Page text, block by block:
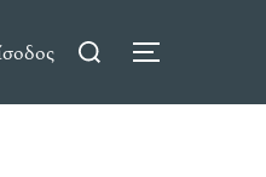
Search
TOGGLE